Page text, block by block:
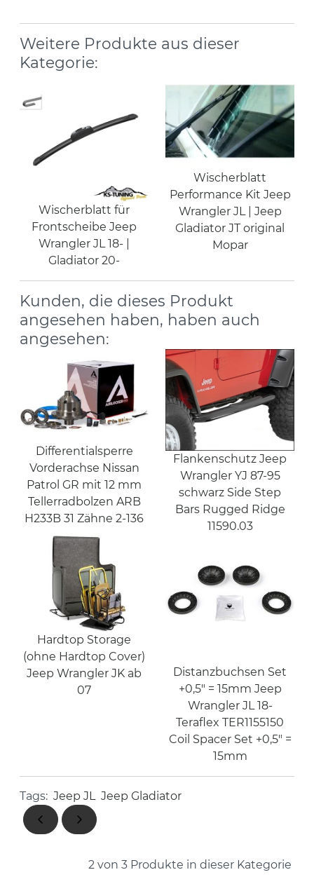
Weitere Produkte aus dieser
Kategorie:
Wischerblatt für
Frontscheibe Jeep
Wrangler JL 18- |
Gladiator 20-
Wischerblatt
Performance Kit Jeep
Wrangler JL | Jeep
Gladiator JT original
Mopar
Kunden, die dieses Produkt
angesehen haben, haben auch
angesehen:
Differentialsperre
Vorderachse Nissan
Patrol GR mit 12 mm
Tellerradbolzen ARB
H233B 31 Zähne 2-136
Flankenschutz Jeep
Wrangler YJ 87-95
schwarz Side Step
Bars Rugged Ridge
11590.03
Hardtop Storage
(ohne Hardtop Cover)
Jeep Wrangler JK ab
07
Distanzbuchsen Set
+0,5" = 15mm Jeep
Wrangler JL 18-
Teraflex TER1155150
Coil Spacer Set +0,5" =
15mm
Tags: Jeep JL Jeep Gladiator
2 von 3 Produkte in dieser Kategorie